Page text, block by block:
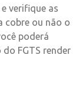
verifique as
cobre ou não o
poderá
FGTS render